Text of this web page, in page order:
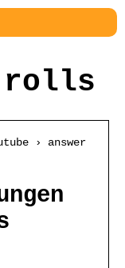
rolls
› answer